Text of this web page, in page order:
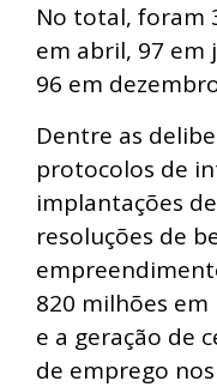
No total, foram
em abril, 97 em
96 em
Dentre as
protocolos de
implantações
resoluções de
820 milhões
e a geração de
de emprego